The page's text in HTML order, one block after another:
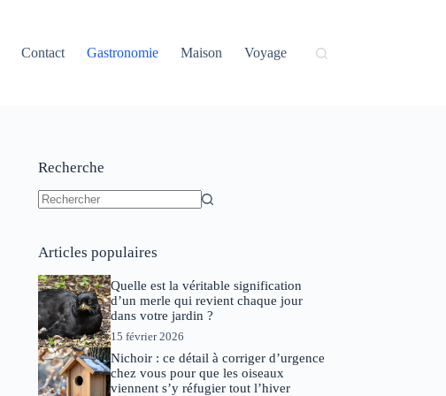
Contact Gastronomie Maison Voyage
Recherche
Articles populaires
Quelle est la véritable signification
d’un merle qui revient chaque jour
dans votre jardin ?
15 février 2026
Nichoir : ce détail à corriger d’urgence
chez vous pour que les oiseaux
viennent s’y réfugier tout l’hiver